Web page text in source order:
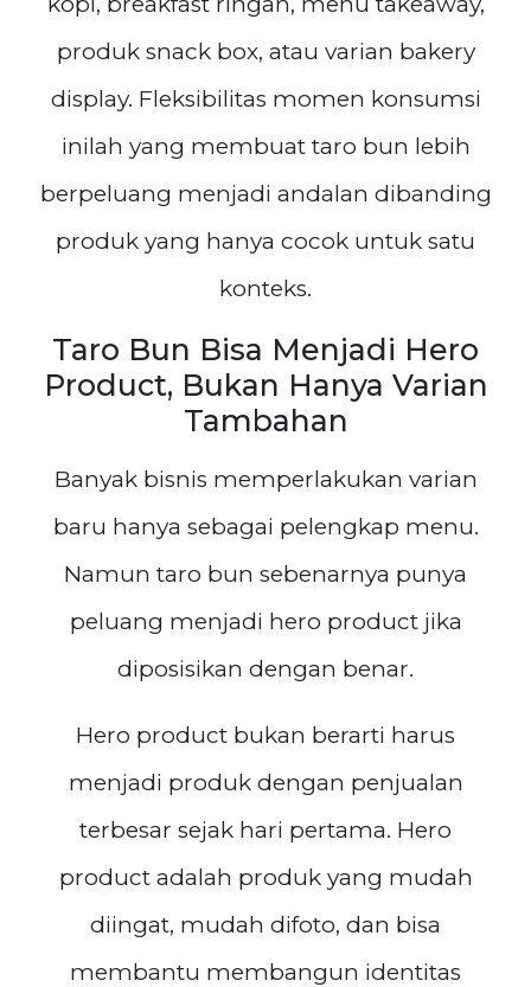
produk snack box, atau varian bakery
display. Fleksibilitas momen konsumsi
inilah yang membuat taro bun lebih
berpeluang menjadi andalan dibanding
produk yang hanya cocok untuk satu
konteks.
Taro Bun Bisa Menjadi Hero
Product, Bukan Hanya Varian
Tambahan
Banyak bisnis memperlakukan varian
baru hanya sebagai pelengkap menu.
Namun taro bun sebenarnya punya
peluang menjadi hero product jika
diposisikan dengan benar.
Hero product bukan berarti harus
menjadi produk dengan penjualan
terbesar sejak hari pertama. Hero
product adalah produk yang mudah
diingat, mudah difoto, dan bisa
membantu membangun identitas